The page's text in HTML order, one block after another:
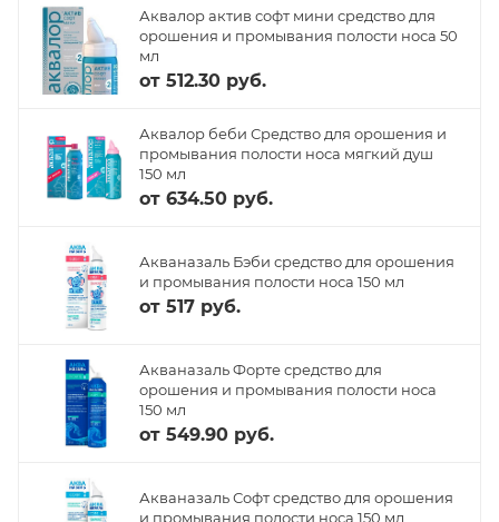
Аквалор актив софт мини средство для
орошения и промывания полости носа 50
мл
от 512.30 руб.
Аквалор беби Средство для орошения и
промывания полости носа мягкий душ
150 мл
от 634.50 руб.
Акваназаль Бэби средство для орошения
и промывания полости носа 150 мл
от 517 руб.
Акваназаль Форте средство для
орошения и промывания полости носа
150 мл
от 549.90 руб.
Акваназаль Софт средство для орошения
и промывания полости носа 150 мл